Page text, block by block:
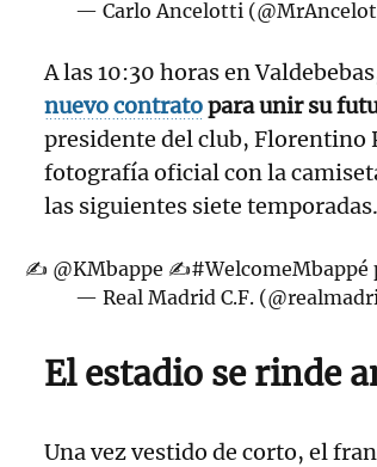
— Carlo Ancelotti
A las 10:30 horas en
nuevo contratopara unir su
presidente del club, Florentino
fotografía oficial con la
las siguientes siete temporadas.
✍️ @KMbappe ✍️#WelcomeMbappé
— Real Madrid C.F.
El estadio se rinde
Una vez vestido de corto, el